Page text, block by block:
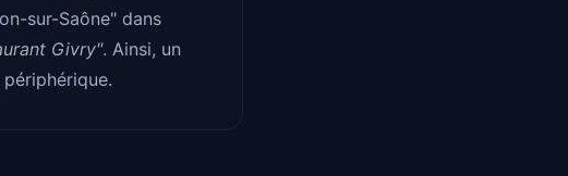
sur-Saône" dans
Givry". Ainsi, un